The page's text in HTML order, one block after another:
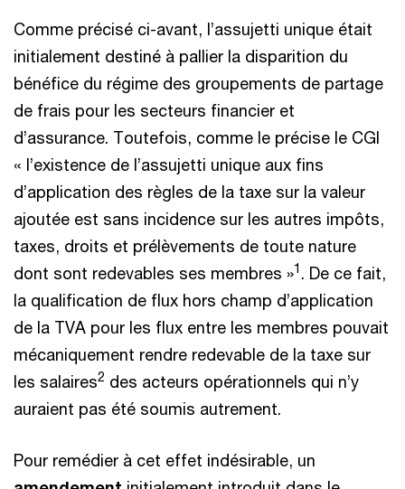
Comme précisé ci-avant, l’assujetti unique était
initialement destiné à pallier la disparition du
bénéfice du régime des groupements de partage
de frais pour les secteurs financier et
d’assurance. Toutefois, comme le précise le CGI
« l’existence de l’assujetti unique aux fins
d’application des règles de la taxe sur la valeur
ajoutée est sans incidence sur les autres impôts,
taxes, droits et prélèvements de toute nature
dont sont redevables ses membres »1 . De ce fait,
la qualification de flux hors champ d’application
de la TVA pour les flux entre les membres pouvait
mécaniquement rendre redevable de la taxe sur
les salaires2 des acteurs opérationnels qui n’y
auraient pas été soumis autrement.
Pour remédier à cet effet indésirable, un